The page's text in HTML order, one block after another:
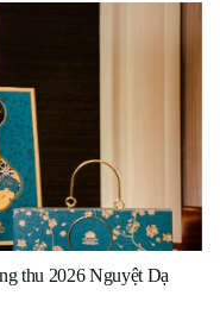
thu 2026 Nguyệt Dạ